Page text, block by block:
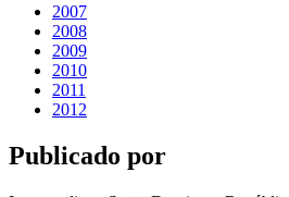
2007
2008
2009
2010
2011
2012
Publicado por